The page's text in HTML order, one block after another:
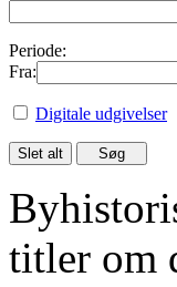
Periode:
Fra:
Digitale udgivelser
titler om